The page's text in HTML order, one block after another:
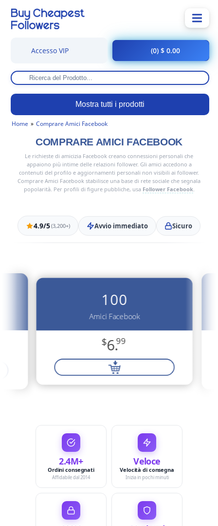
Mostra tutti i prodotti
Accesso VIP (0) $ 0.00
Home Comprare Amici Facebook
COMPRARE AMICI FACEBOOK
Le richieste di amicizia Facebook creano connessioni personali che
appaiono più intime delle relazioni follower. Gli amici accedono a
contenuti del profilo e aggiornamenti personali non visibili ai follower.
Comprare Amici Facebook stabilisce una base di rete sociale che segnala
popolarità. Per profili di figure pubbliche, usa Follower Facebook.
4.9/5(3,200+) Avvio immediato Sicuro
100
Amici Facebook
$6.99
2.4M+
Ordini consegnati
Affidabile dal 2014
Veloce
Velocità di consegna
Inizia in pochi minuti